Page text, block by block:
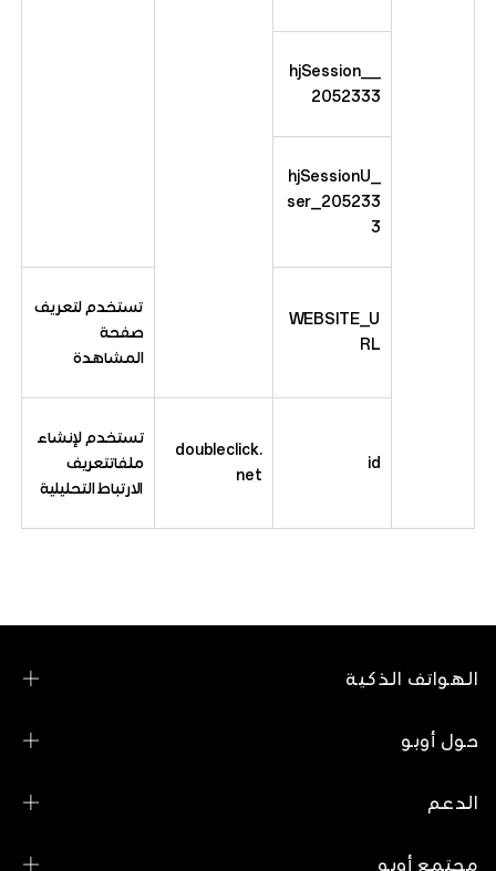
_hjSession_
2052333
_hjSessionU
ser_205233
3
WEBSITE_U
RL
تستخدم لتعريف
صفحة
المشاهدة
id
doubleclick.
net
تستخدم لإنشاء
ملفاتتعريف
الارتباط التحليلية
الهواتف الذكية
OPPO A5 Pro
OPPO Reno12 F
OPPO Reno12 F 5G
حول أوبو
الدعم
مجتمع أوبو